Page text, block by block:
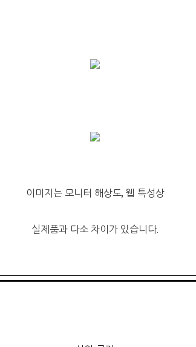
이미지는 모니터 해상도, 웹 특성상
실제품과 다소 차이가 있습니다.